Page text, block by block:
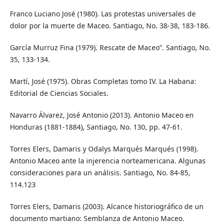
Franco Luciano José (1980). Las protestas universales de
dolor por la muerte de Maceo. Santiago, No. 38-38, 183-186.
García Murruz Fina (1979). Rescate de Maceo”. Santiago, No.
35, 133-134.
Martí, José (1975). Obras Completas tomo IV. La Habana:
Editorial de Ciencias Sociales.
Navarro Álvarez, José Antonio (2013). Antonio Maceo en
Honduras (1881-1884), Santiago, No. 130, pp. 47-61.
Torres Elers, Damaris y Odalys Marqués Marqués (1998).
Antonio Maceo ante la injerencia norteamericana. Algunas
consideraciones para un análisis. Santiago, No. 84-85,
114.123
Torres Elers, Damaris (2003). Alcance historiográfico de un
documento martiano: Semblanza de Antonio Maceo.